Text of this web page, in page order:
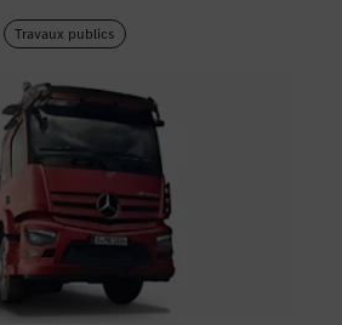
Travaux publics